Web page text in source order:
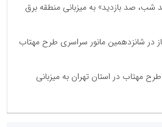
شب، صد بازدید» به میزبانی منطقه برق
غیرمجاز در شانزدهمین مانور سراسری طرح مهتاب
مهتاب در استان تهران به میزبانی